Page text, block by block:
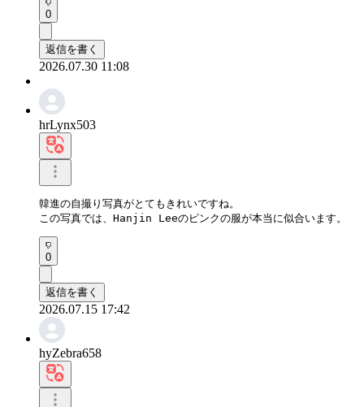
0
返信を書く
2026.07.30 11:08
hrLynx503
韓進の自撮り写真がとてもきれいですね。
この写真では、Hanjin Leeのピンクの服が本当に似合います。
0
返信を書く
2026.07.15 17:42
hyZebra658